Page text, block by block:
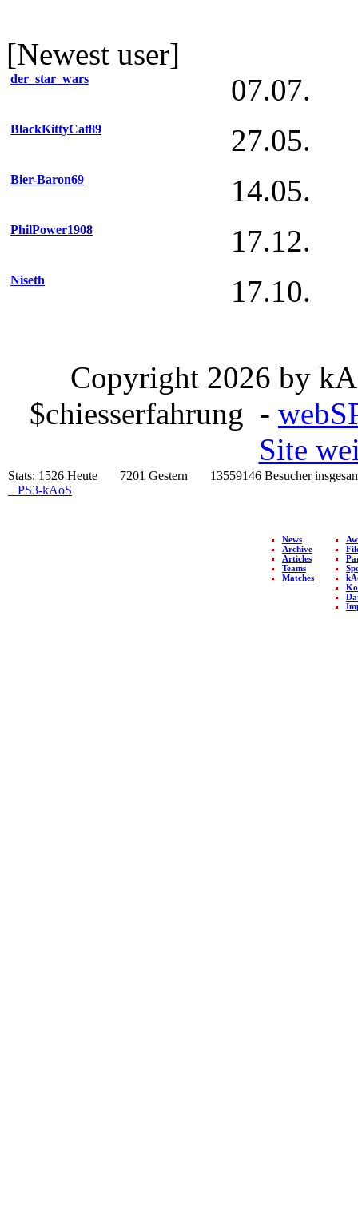
[Newest user]
der_star_wars 07.07.
BlackKittyCat89 27.05.
Bier-Baron69 14.05.
PhilPower1908 17.12.
Niseth 17.10.
Copyright 2026 by
$chiesserfahrung -
Site
Stats: 1526 Heute 7201 Gestern 13559146 Besucher
PS3-kAoS
News
Archive
Articles
Teams
Matches